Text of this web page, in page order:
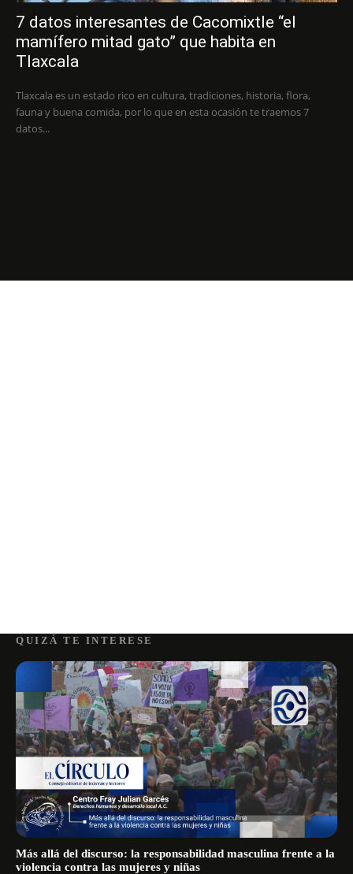
7 datos interesantes de Cacomixtle “el
mamífero mitad gato” que habita en
Tlaxcala
Tlaxcala es un estado rico en cultura, tradiciones, historia, flora,
fauna y buena comida, por lo que en esta ocasión te traemos 7
datos...
QUIZÁ TE INTERESE
Más allá del discurso: la responsabilidad masculina frente a la
violencia contra las mujeres y niñas